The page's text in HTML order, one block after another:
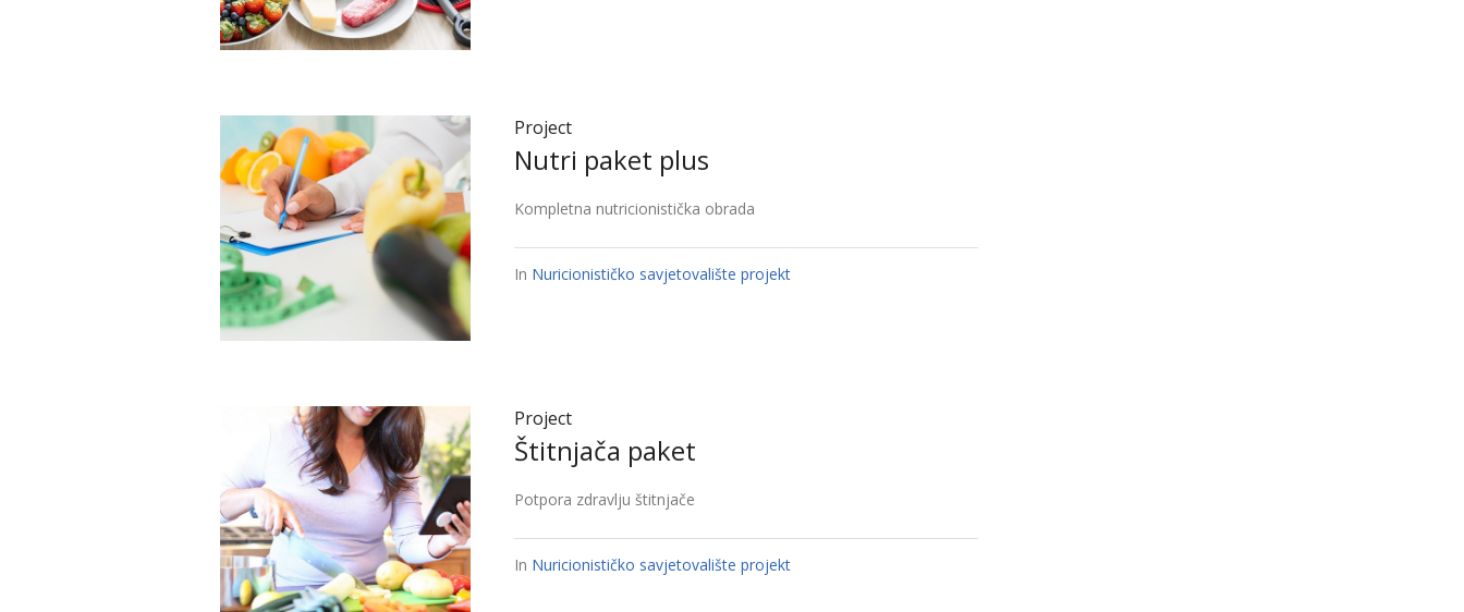
Project
Nutri paket plus
Kompletna nutricionistička obrada
In Nuricionističko savjetovalište projekt
Project
Štitnjača paket
Potpora zdravlju štitnjače
In Nuricionističko savjetovalište projekt